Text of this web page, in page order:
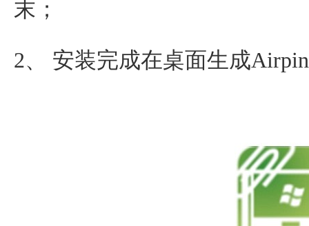
末；
2、 安装完成在桌面生成